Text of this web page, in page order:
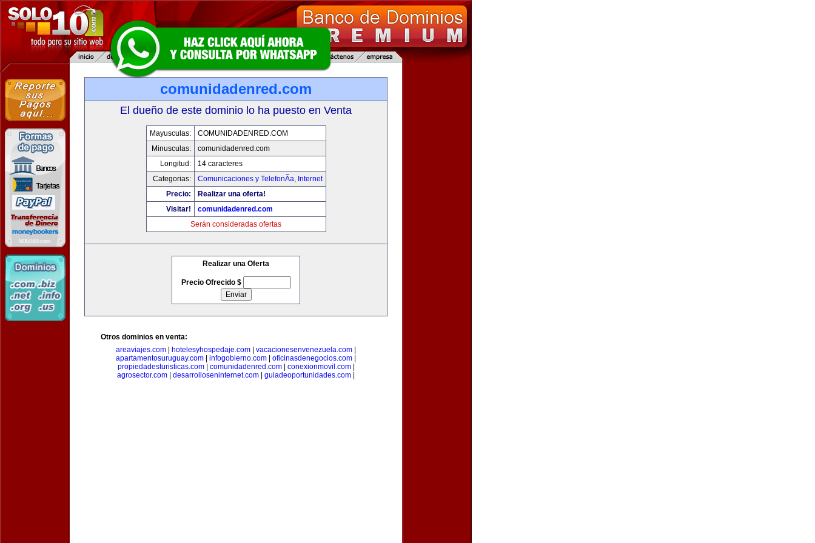
comunidadenred.com
El dueño de este dominio lo ha puesto en Venta
Mayusculas:
COMUNIDADENRED.COM
Minusculas:
comunidadenred.com
Longitud:
14 caracteres
Categorias:
Comunicaciones y TelefonÃ­a, Internet
Precio:
Realizar una oferta!
Visitar!
comunidadenred.com
Serán consideradas ofertas
Realizar una Oferta
Precio Ofrecido $
Otros dominios en venta:
areaviajes.com
hotelesyhospedaje.com vacacionesenvenezuela.com
apartamentosuruguay.com
infogobierno.com oficinasdenegocios.com
propiedadesturisticas.com| comunidadenred.com| conexionmovil.com|
agrosector.com
desarrolloseninternet.com guiadeoportunidades.com